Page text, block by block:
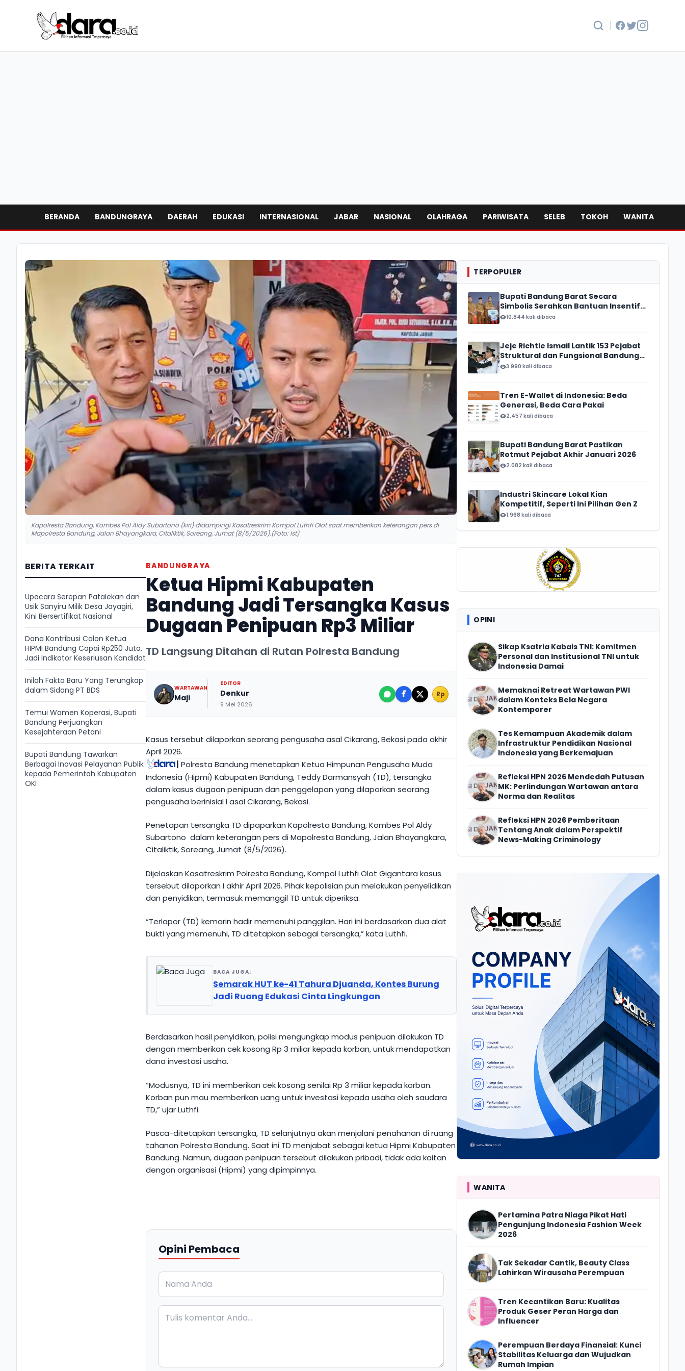
|
BERANDA BANDUNGRAYA DAERAH EDUKASI INTERNASIONAL JABAR NASIONAL OLAHRAGA PARIWISATA SELEB TOKOH WANITA
Kapolresta Bandung, Kombes Pol Aldy Subartono (kiri) didampingi Kasatreskrim Kompol Luthfi Olot saat memberikan keterangan pers di
Mapolresta Bandung, Jalan Bhayangkara, Citaliktik, Soreang, Jumat (8/5/2026).(Foto: Ist)
BERITA TERKAIT
Upacara Serepan Patalekan dan
Usik Sanyiru Milik Desa Jayagiri,
Kini Bersertifikat Nasional
Dana Kontribusi Calon Ketua
HIPMI Bandung Capai Rp250 Juta,
Jadi Indikator Keseriusan Kandidat
Inilah Fakta Baru Yang Terungkap
dalam Sidang PT BDS
Temui Wamen Koperasi, Bupati
Bandung Perjuangkan
Kesejahteraan Petani
Bupati Bandung Tawarkan
Berbagai Inovasi Pelayanan Publik
kepada Pemerintah Kabupaten
OKI
BANDUNGRAYA
Ketua Hipmi Kabupaten
Bandung Jadi Tersangka Kasus
Dugaan Penipuan Rp3 Miliar
TD Langsung Ditahan di Rutan Polresta Bandung
WARTAWAN
Maji
EDITOR
Denkur
9 Mei 2026
Rp
Kasus tersebut dilaporkan seorang pengusaha asal Cikarang, Bekasi pada akhir
April 2026.
Polresta Bandung menetapkan Ketua Himpunan Pengusaha Muda
Indonesia (Hipmi) Kabupaten Bandung, Teddy Darmansyah (TD), tersangka
dalam kasus dugaan penipuan dan penggelapan yang dilaporkan seorang
pengusaha berinisial I asal Cikarang, Bekasi.
Penetapan tersangka TD dipaparkan Kapolresta Bandung, Kombes Pol Aldy
Subartono dalam keterangan pers di Mapolresta Bandung, Jalan Bhayangkara,
Citaliktik, Soreang, Jumat (8/5/2026).
Dijelaskan Kasatreskrim Polresta Bandung, Kompol Luthfi Olot Gigantara kasus
tersebut dilaporkan I akhir April 2026. Pihak kepolisian pun melakukan penyelidikan
dan penyidikan, termasuk memanggil TD untuk diperiksa.
“Terlapor (TD) kemarin hadir memenuhi panggilan. Hari ini berdasarkan dua alat
bukti yang memenuhi, TD ditetapkan sebagai tersangka,” kata Luthfi.
BACA JUGA:
Semarak HUT ke-41 Tahura Djuanda, Kontes Burung
Jadi Ruang Edukasi Cinta Lingkungan
Berdasarkan hasil penyidikan, polisi mengungkap modus penipuan dilakukan TD
dengan memberikan cek kosong Rp 3 miliar kepada korban, untuk mendapatkan
dana investasi usaha.
“Modusnya, TD ini memberikan cek kosong senilai Rp 3 miliar kepada korban.
Korban pun mau memberikan uang untuk investasi kepada usaha oleh saudara
TD,” ujar Luthfi.
Pasca-ditetapkan tersangka, TD selanjutnya akan menjalani penahanan di ruang
tahanan Polresta Bandung. Saat ini TD menjabat sebagai ketua Hipmi Kabupaten
Bandung. Namun, dugaan penipuan tersebut dilakukan pribadi, tidak ada kaitan
dengan organisasi (Hipmi) yang dipimpinnya.
Opini Pembaca
TERPOPULER
Bupati Bandung Barat Secara
Simbolis Serahkan Bantuan Insentif
Ketua RT/ RW, Total Anggaran
10.844 kali dibaca
Jeje Richtie Ismail Lantik 153 Pejabat
Struktural dan Fungsional Bandung
Barat
3.990 kali dibaca
Tren E-Wallet di Indonesia: Beda
Generasi, Beda Cara Pakai
2.457 kali dibaca
Bupati Bandung Barat Pastikan
Rotmut Pejabat Akhir Januari 2026
2.082 kali dibaca
Industri Skincare Lokal Kian
Kompetitif, Seperti Ini Pilihan Gen Z
1.968 kali dibaca
OPINI
Sikap Ksatria Kabais TNI: Komitmen
Personal dan Institusional TNI untuk
Indonesia Damai
Memaknai Retreat Wartawan PWI
dalam Konteks Bela Negara
Kontemporer
Tes Kemampuan Akademik dalam
Infrastruktur Pendidikan Nasional
Indonesia yang Berkemajuan
Refleksi HPN 2026 Mendedah Putusan
MK: Perlindungan Wartawan antara
Norma dan Realitas
Refleksi HPN 2026 Pemberitaan
Tentang Anak dalam Perspektif
News-Making Criminology
WANITA
Pertamina Patra Niaga Pikat Hati
Pengunjung Indonesia Fashion Week
2026
Tak Sekadar Cantik, Beauty Class
Lahirkan Wirausaha Perempuan
Tren Kecantikan Baru: Kualitas
Produk Geser Peran Harga dan
Influencer
Perempuan Berdaya Finansial: Kunci
Stabilitas Keluarga dan Wujudkan
Rumah Impian